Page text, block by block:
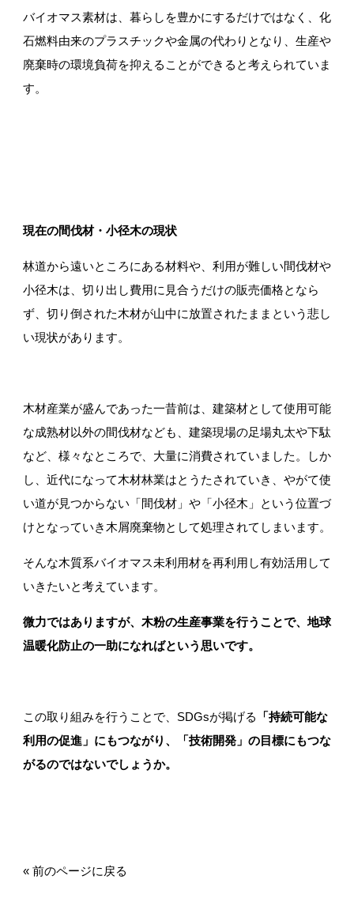
Instagram
バイオマス素材は、暮らしを豊かにするだけではなく、化
石燃料由来のプラスチックや金属の代わりとなり、生産や
廃棄時の環境負荷を抑えることができると考えられていま
す。
現在の間伐材・小径木の現状
林道から遠いところにある材料や、利用が難しい間伐材や
小径木は、切り出し費用に見合うだけの販売価格となら
ず、切り倒された木材が山中に放置されたままという悲し
い現状があります。
木材産業が盛んであった一昔前は、建築材として使用可能
な成熟材以外の間伐材なども、建築現場の足場丸太や下駄
など、様々なところで、大量に消費されていました。しか
し、近代になって木材林業はとうたされていき、やがて使
い道が見つからない「間伐材」や「小径木」という位置づ
けとなっていき木屑廃棄物として処理されてしまいます。
そんな木質系バイオマス未利用材を再利用し有効活用して
いきたいと考えています。
微力ではありますが、木粉の生産事業を行うことで、地球
温暖化防止の一助になればという思いです。
この取り組みを行うことで、SDGsが掲げる
「持続可能な
利用の促進」にもつながり、「技術開発」の目標にもつな
がるのではないでしょうか。
« 前のページに戻る